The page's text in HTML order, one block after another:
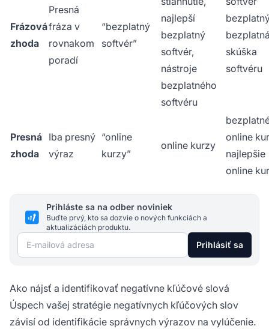
Frázová
zhoda
Presná
fráza v
rovnakom
poradí
“bezplatný
softvér”
najlepší
bezplatný
softvér,
nástroje
bezplatného
softvéru
skúška
softvéru
Presná
zhoda
Iba presný
výraz
“online
kurzy”
online kurzy
online
najlepšie
online
Prihláste sa na odber noviniek
Buďte prvý, kto sa dozvie o nových funkciách a
aktualizáciách produktu.
E-mailová adresa Prihlásiť sa
Ako nájsť a identifikovať negatívne kľúčové slová
Úspech vašej stratégie negatívnych kľúčových slov
závisí od identifikácie správnych výrazov na vylúčenie.